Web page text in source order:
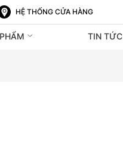
HỆ THỐNG CỬA HÀNG
TIN TỨC